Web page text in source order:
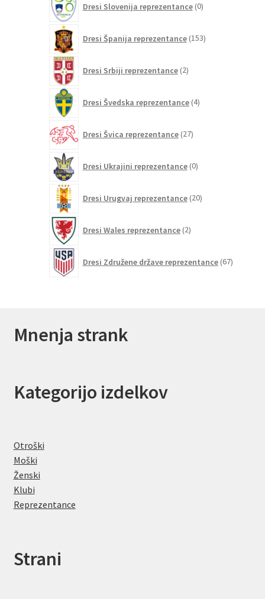
Dresi Slovenija reprezentance 0izdelkov
Dresi Španija reprezentance 153izdelkov
Dresi Srbiji reprezentance 2izdelka
Dresi Švedska reprezentance 4izdelki
Dresi Švica reprezentance 27izdelkov
Dresi Ukrajini reprezentance 0izdelkov
Dresi Urugvaj reprezentance 20izdelkov
Dresi Wales reprezentance 2izdelka
Dresi Združene države reprezentance 67izdelkov
Mnenja strank
Kategorijo izdelkov
Otroški
Moški
Ženski
Klubi
Reprezentance
Strani